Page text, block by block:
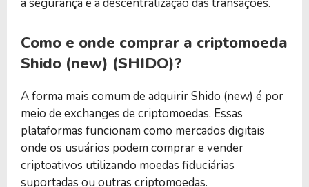
Como e onde comprar a criptomoeda
Shido (new) (SHIDO)?
A forma mais comum de adquirir Shido (new) é por
meio de exchanges de criptomoedas. Essas
plataformas funcionam como mercados digitais
onde os usuários podem comprar e vender
criptoativos utilizando moedas fiduciárias
suportadas ou outras criptomoedas.